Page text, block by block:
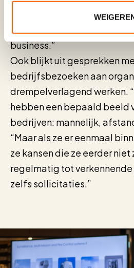
ook strategisch. “Divers
presteren beter. Het is
business.”
Ook blijkt uit gesprekken
bedrijfsbezoeken aan
drempelverlagend werken.
hebben een bepaald beeld
bedrijven: mannelijk,
“Maar als ze er eenmaal
ze kansen die ze eerder
regelmatig tot
zelfs sollicitaties.”